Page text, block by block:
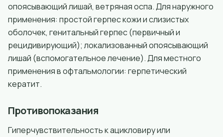
опоясывающий лишай, ветряная оспа. Для наружного
применения: простой герпес кожи и слизистых
оболочек, генитальный герпес (первичный и
рецидивирующий); локализованный опоясывающий
лишай (вспомогательное лечение). Для местного
применения в офтальмологии: герпетический
кератит.
Противопоказания
Гиперчувствительность к ацикловиру или